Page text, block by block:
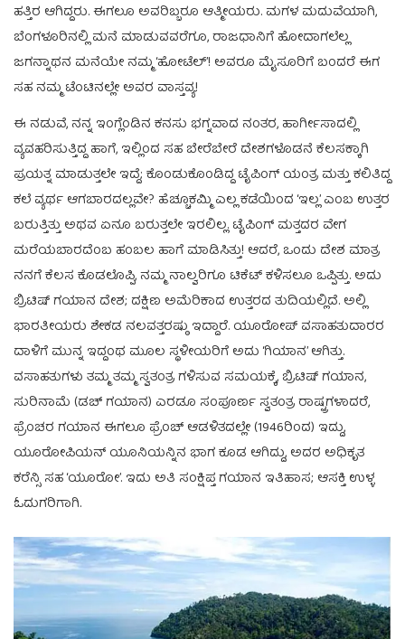
ಹತ್ತಿರ ಆಗಿದ್ದರು. ಈಗಲೂ ಅವರಿಬ್ಬರೂ ಆತ್ಮೀಯರು. ಮಗಳ ಮದುವೆಯಾಗಿ,
ಬೆಂಗಳೂರಿನಲ್ಲಿ ಮನೆ ಮಾಡುವವರೆಗೂ, ರಾಜಧಾನಿಗೆ ಹೋದಾಗಲೆಲ್ಲ
ಜಗನ್ನಾಥನ ಮನೆಯೇ ನಮ್ಮ ‘ಹೋಟೆಲ್’! ಅವರೂ ಮೈಸೂರಿಗೆ ಬಂದರೆ ಈಗ
ಸಹ ನಮ್ಮ ಟೆಂಟಿನಲ್ಲೇ ಅವರ ವಾಸ್ತವ್ಯ!
ಈ ನಡುವೆ, ನನ್ನ ಇಂಗ್ಲೆಂಡಿನ ಕನಸು ಭಗ್ನವಾದ ನಂತರ, ಹಾರ್ಗೀಸಾದಲ್ಲಿ
ವ್ಯವಹರಿಸುತ್ತಿದ್ದ ಹಾಗೆ, ಇಲ್ಲಿಂದ ಸಹ ಬೇರೆಬೇರೆ ದೇಶಗಳೊಡನೆ ಕೆಲಸಕ್ಕಾಗಿ
ಪ್ರಯತ್ನ ಮಾಡುತ್ತಲೇ ಇದ್ದೆ; ಕೊಂಡುಕೊಂಡಿದ್ದ ಟೈಪಿಂಗ್ ಯಂತ್ರ ಮತ್ತು ಕಲಿತಿದ್ದ
ಕಲೆ ವ್ಯರ್ಥ ಆಗಬಾರದಲ್ಲವೇ? ಹೆಚ್ಚೂಕಮ್ಮಿ ಎಲ್ಲ ಕಡೆಯಿಂದ ‘ಇಲ್ಲ’ ಎಂಬ ಉತ್ತರ
ಬರುತ್ತಿತ್ತು ಅಥವ ಏನೂ ಬರುತ್ತಲೇ ಇರಲಿಲ್ಲ. ಟೈಪಿಂಗ್ ಮತ್ತದರ ವೇಗ
ಮರೆಯಬಾರದೆಂಬ ಹಂಬಲ ಹಾಗೆ ಮಾಡಿಸಿತ್ತು! ಆದರೆ, ಒಂದು ದೇಶ ಮಾತ್ರ
ನನಗೆ ಕೆಲಸ ಕೊಡಲೊಪ್ಪಿ, ನಮ್ಮ ನಾಲ್ವರಿಗೂ ಟಿಕೆಟ್ ಕಳಿಸಲೂ ಒಪ್ಪಿತ್ತು. ಅದು
ಬ್ರಿಟಿಷ್ ಗಯಾನ ದೇಶ; ದಕ್ಷಿಣ ಅಮೆರಿಕಾದ ಉತ್ತರದ ತುದಿಯಲ್ಲಿದೆ. ಅಲ್ಲಿ
ಭಾರತೀಯರು ಶೇಕಡ ನಲವತ್ತರಷ್ಠು ಇದ್ದಾರೆ. ಯೂರೋಪ್ ವಸಾಹತುದಾರರ
ದಾಳಿಗೆ ಮುನ್ನ ಇದ್ದಂಥ ಮೂಲ ಸ್ಥಳೀಯರಿಗೆ ಅದು ‘ಗಿಯಾನ’ ಆಗಿತ್ತು.
ವಸಾಹತುಗಳು ತಮ್ಮ ತಮ್ಮ ಸ್ವತಂತ್ರ ಗಳಿಸುವ ಸಮಯಕ್ಕೆ, ಬ್ರಿಟಿಷ್ ಗಯಾನ,
ಸುರಿನಾಮೆ (ಡಚ್ ಗಯಾನ) ಎರಡೂ ಸಂಪೂರ್ಣ ಸ್ವತಂತ್ರ ರಾಷ್ಟ್ರಗಳಾದರೆ,
ಫ್ರೆಂಚರ ಗಯಾನ ಈಗಲೂ ಫ್ರೆಂಚ್ ಆಡಳಿತದಲ್ಲೇ (1946ರಿಂದ) ಇದ್ದು,
ಯೂರೋಪಿಯನ್ ಯೂನಿಯನ್ನಿನ ಭಾಗ ಕೂಡ ಆಗಿದ್ದು, ಅದರ ಅಧಿಕೃತ
ಕರೆನ್ಸಿ ಸಹ ‘ಯೂರೋ’. ಇದು ಅತಿ ಸಂಕ್ಷಿಪ್ತ ಗಯಾನ ಇತಿಹಾಸ; ಆಸಕ್ತಿ ಉಳ್ಳ
ಓದುಗರಿಗಾಗಿ.